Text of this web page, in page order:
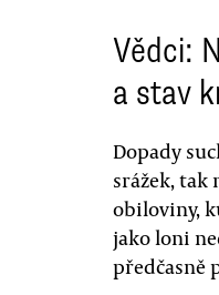
Vědci:
a stav
Dopady
srážek, tak
obiloviny,
jako loni
předčasně